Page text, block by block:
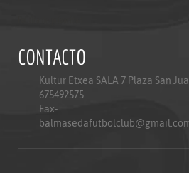
CONTACTO
Kultur Etxea SALA 7 Plaza San
675492575
Fax-